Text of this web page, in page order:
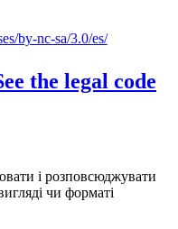
by-nc-sa/3.0/es/
the legal code
і розповсюджувати
чи форматі